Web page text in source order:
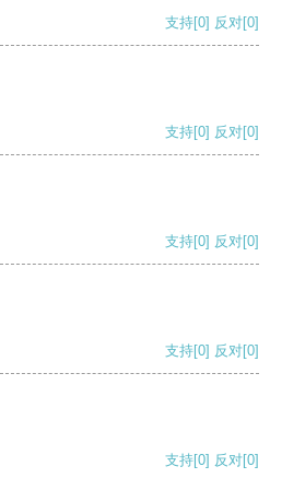
支持[0] 反对[0]
支持[0] 反对[0]
支持[0] 反对[0]
支持[0] 反对[0]
支持[0] 反对[0]